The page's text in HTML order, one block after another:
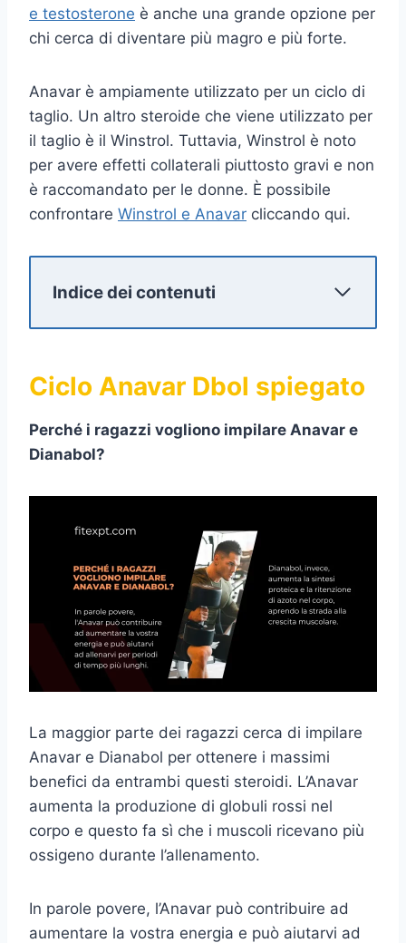
e testosterone è anche una grande opzione per
chi cerca di diventare più magro e più forte.
Anavar è ampiamente utilizzato per un ciclo di
taglio. Un altro steroide che viene utilizzato per
il taglio è il Winstrol. Tuttavia, Winstrol è noto
per avere effetti collaterali piuttosto gravi e non
è raccomandato per le donne. È possibile
confrontare Winstrol e Anavar cliccando qui.
Indice dei contenuti
Ciclo Anavar Dbol spiegato
Perché i ragazzi vogliono impilare Anavar e
Dianabol?
La maggior parte dei ragazzi cerca di impilare
Anavar e Dianabol per ottenere i massimi
benefici da entrambi questi steroidi. L’Anavar
aumenta la produzione di globuli rossi nel
corpo e questo fa sì che i muscoli ricevano più
ossigeno durante l’allenamento.
In parole povere, l’Anavar può contribuire ad
aumentare la vostra energia e può aiutarvi ad